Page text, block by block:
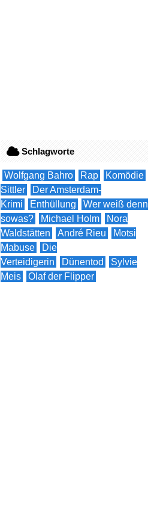
Schlagworte
Wolfgang Bahro Rap Komödie
Sittler
Der Amsterdam-
Krimi
Enthüllung
Wer weiß denn
sowas?
Michael Holm
Nora
Waldstätten
André Rieu
Motsi
Mabuse
Die
Verteidigerin
Dünentod
Sylvie
Meis
Olaf der Flipper